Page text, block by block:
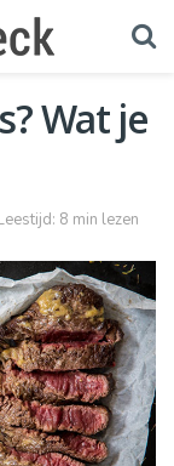
Wat je
8 min lezen